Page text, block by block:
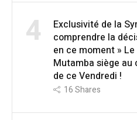
4
Exclusivité de la
comprendre la
en ce moment »
Mutamba siège
de ce Vendredi !
16Shares